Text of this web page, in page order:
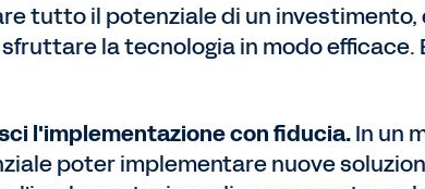
tutto il potenziale di un
la tecnologia in modo efficace.
l'implementazione con fiducia.In un
poter implementare nuove